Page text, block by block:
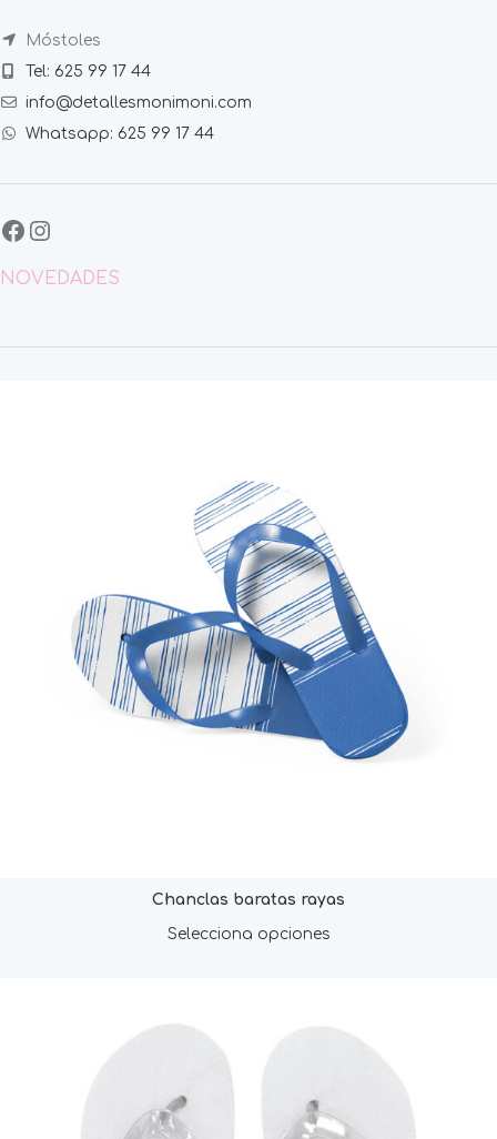
Móstoles
Tel: 625 99 17 44
info@detallesmonimoni.com
Whatsapp: 625 99 17 44
NOVEDADES
Chanclas baratas rayas
Selecciona opciones